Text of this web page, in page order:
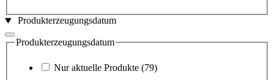
Produkterzeugungsdatum
Produkterzeugungsdatum
Nur aktuelle Produkte (79)